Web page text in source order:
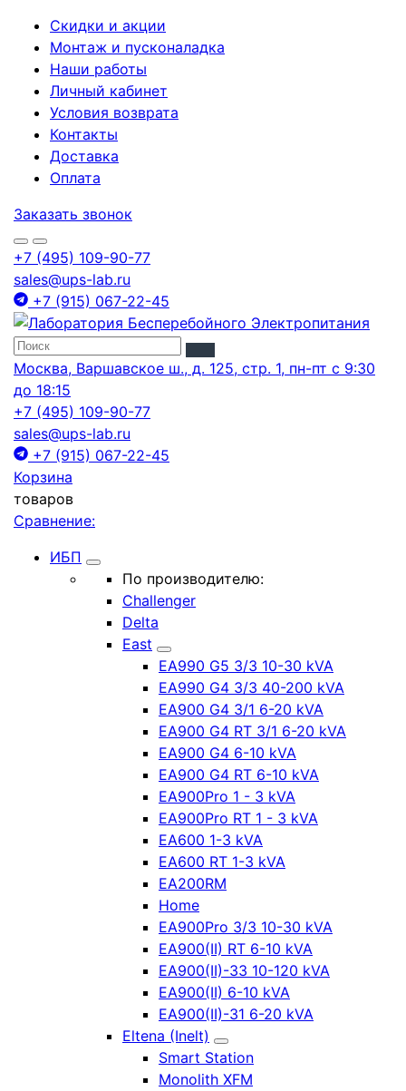
Скидки и акции
Монтаж и пусконаладка
Наши работы
Личный кабинет
Условия возврата
Контакты
Доставка
Оплата
Заказать звонок
+7 (495) 109-90-77
sales@ups-lab.ru
+7 (915) 067-22-45
Москва, Варшавское ш., д. 125, стр. 1, пн-пт с 9:30
до 18:15
+7 (495) 109-90-77
sales@ups-lab.ru
+7 (915) 067-22-45
Корзина
товаров
Сравнение:
ИБП
По производителю:
Challenger
Delta
East
EA990 G5 3/3 10-30 kVA
EA990 G4 3/3 40-200 kVA
EA900 G4 3/1 6-20 kVA
EA900 G4 RT 3/1 6-20 kVA
EA900 G4 6-10 kVA
EA900 G4 RT 6-10 kVA
EA900Pro 1 - 3 kVA
EA900Pro RT 1 - 3 kVA
EA600 1-3 kVA
EA600 RT 1-3 kVA
EA200RM
Home
EA900Pro 3/3 10-30 kVA
EA900(II) RT 6-10 kVA
EA900(II)-33 10-120 kVA
EA900(II) 6-10 kVA
EA900(II)-31 6-20 kVA
Eltena (Inelt)
Smart Station
Monolith XFM